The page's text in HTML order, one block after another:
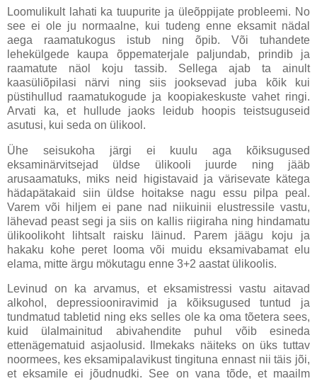
Loomulikult lahati ka tuupurite ja üleõppijate probleemi. No
see ei ole ju normaalne, kui tudeng enne eksamit nädal
aega raamatukogus istub ning õpib. Või tuhandete
lehekülgede kaupa õppematerjale paljundab, prindib ja
raamatute näol koju tassib. Sellega ajab ta ainult
kaasüliõpilasi närvi ning siis jooksevad juba kõik kui
püstihullud raamatukogude ja koopiakeskuste vahet ringi.
Arvati ka, et hullude jaoks leidub hoopis teistsuguseid
asutusi, kui seda on ülikool.
Ühe seisukoha järgi ei kuulu aga kõiksugused
eksaminärvitsejad üldse ülikooli juurde ning jääb
arusaamatuks, miks neid higistavaid ja värisevate kätega
hädapätakaid siin üldse hoitakse nagu essu pilpa peal.
Varem või hiljem ei pane nad niikuinii elustressile vastu,
lähevad peast segi ja siis on kallis riigiraha ning hindamatu
ülikoolikoht lihtsalt raisku läinud. Parem jäägu koju ja
hakaku kohe peret looma või muidu eksamivabamat elu
elama, mitte ärgu mökutagu enne 3+2 aastat ülikoolis.
Levinud on ka arvamus, et eksamistressi vastu aitavad
alkohol, depressiooniravimid ja kõiksugused tuntud ja
tundmatud tabletid ning eks selles ole ka oma tõetera sees,
kuid ülalmainitud abivahendite puhul võib esineda
ettenägematuid asjaolusid. Ilmekaks näiteks on üks tuttav
noormees, kes eksamipalavikust tingituna ennast nii täis jõi,
et eksamile ei jõudnudki. See on vana tõde, et maailm